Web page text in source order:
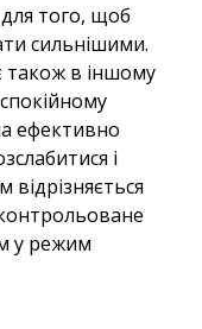
того, щоб
сильнішими.
також в іншому
ефективно
і
відрізняється
у режим